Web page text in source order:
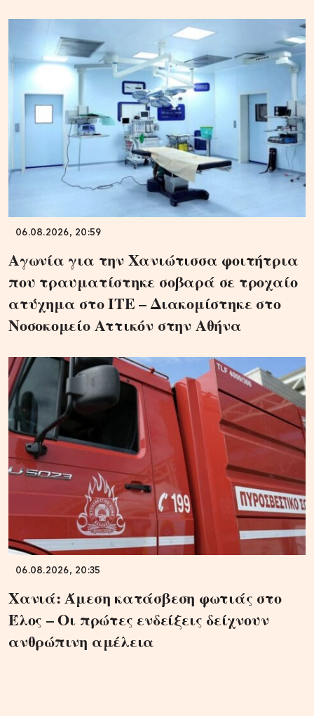
06.08.2026, 20:59
Αγωνία για την Χανιώτισσα φοιτήτρια
που τραυματίστηκε σοβαρά σε τροχαίο
ατύχημα στο ΙΤΕ – Διακομίστηκε στο
Νοσοκομείο Αττικόν στην Αθήνα
06.08.2026, 20:35
Χανιά: Άμεση κατάσβεση φωτιάς στο
Έλος – Οι πρώτες ενδείξεις δείχνουν
ανθρώπινη αμέλεια